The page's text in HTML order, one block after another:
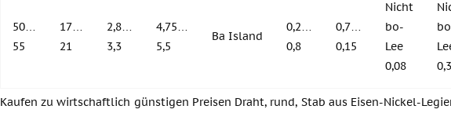
50…
55
17…
21
2,8…
3,3
4,75…
5,5
Ba Island
0,2…
0,8
0,7…
0,15
Nicht
bo-
Lee
0,08
Kaufen zu wirtschaftlich günstigen Preisen Draht, rund, Stab aus Eisen-Nickel-